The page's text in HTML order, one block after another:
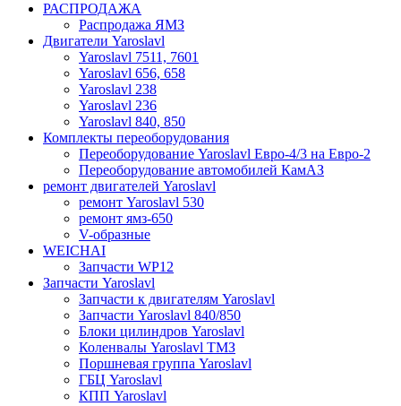
РАСПРОДАЖА
Распродажа ЯМЗ
Двигатели Yaroslavl
Yaroslavl 7511, 7601
Yaroslavl 656, 658
Yaroslavl 238
Yaroslavl 236
Yaroslavl 840, 850
Комплекты переоборудования
Переоборудование Yaroslavl Евро-4/3 на Евро-2
Переоборудование автомобилей КамАЗ
ремонт двигателей Yaroslavl
ремонт Yaroslavl 530
ремонт ямз-650
V-образные
WEICHAI
Запчасти WP12
Запчасти Yaroslavl
Запчасти к двигателям Yaroslavl
Запчасти Yaroslavl 840/850
Блоки цилиндров Yaroslavl
Коленвалы Yaroslavl ТМЗ
Поршневая группа Yaroslavl
ГБЦ Yaroslavl
КПП Yaroslavl